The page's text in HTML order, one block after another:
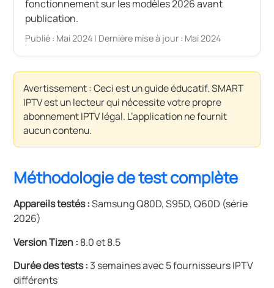
fonctionnement sur les modèles 2026 avant
publication.
Publié : Mai 2024 | Dernière mise à jour : Mai 2024
Avertissement : Ceci est un guide éducatif. SMART
IPTV est un lecteur qui nécessite votre propre
abonnement IPTV légal. L’application ne fournit
aucun contenu.
Méthodologie de test complète
Appareils testés :Samsung Q80D, S95D, Q60D (série
2026)
Version Tizen : 8.0 et 8.5
Durée des tests : 3 semaines avec 5 fournisseurs IPTV
différents